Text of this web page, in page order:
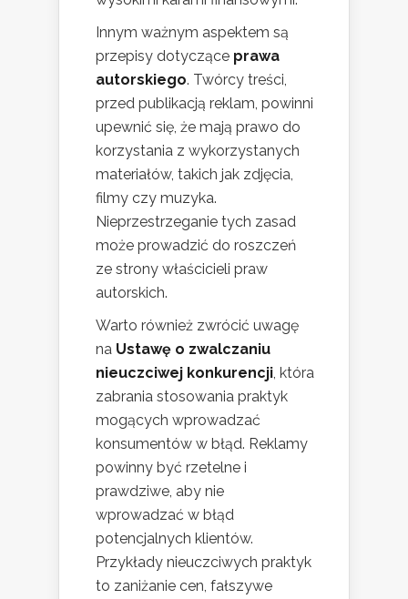
Innym ważnym aspektem są
przepisy dotyczące prawa
autorskiego. Twórcy treści,
przed publikacją reklam, powinni
upewnić się, że mają prawo do
korzystania z wykorzystanych
materiałów, takich jak zdjęcia,
filmy czy muzyka.
Nieprzestrzeganie tych zasad
może prowadzić do roszczeń
ze strony właścicieli praw
autorskich.
Warto również zwrócić uwagę
na Ustawę o zwalczaniu
nieuczciwej konkurencji , która
zabrania stosowania praktyk
mogących wprowadzać
konsumentów w błąd. Reklamy
powinny być rzetelne i
prawdziwe, aby nie
wprowadzać w błąd
potencjalnych klientów.
Przykłady nieuczciwych praktyk
to zaniżanie cen, fałszywe